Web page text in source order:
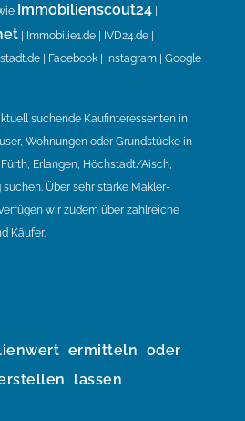
Immobilienscout24
| Immobilie1.de | IVD24.de |
| Facebook | Instagram | Google
suchende Kaufinteressenten in
Wohnungen oder Grundstücke in
Erlangen, Höchstadt/Aisch,
Über sehr starke Makler-
wir zudem über zahlreiche
Käufer.
ermitteln oder
lassen